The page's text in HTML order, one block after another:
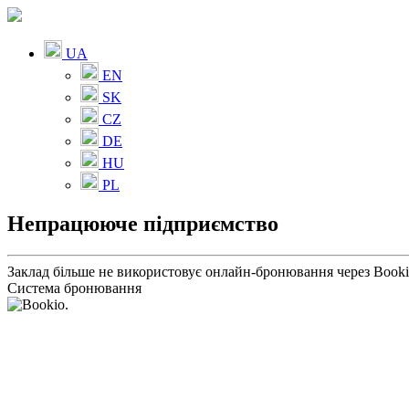
UA
EN
SK
CZ
DE
HU
PL
Непрацююче підприємство
Заклад більше не використовує онлайн-бронювання через
Система бронювання